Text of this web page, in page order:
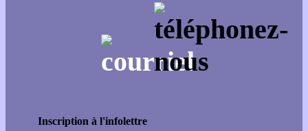
Inscription à l'infolettre